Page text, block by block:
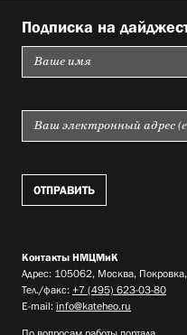
Подписка на
Контакты НМЦМиК
Адрес: 105062, Москва,
Тел./факс: +7 (495) 623-03-80
E-mail: info@kateheo.ru